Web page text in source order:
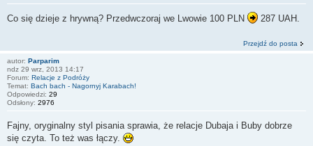
Co się dzieje z hrywną? Przedwczoraj we Lwowie 100 PLN 287 UAH.
Przejdź do posta
autor: Parparim
ndz 29 wrz, 2013 14:17
Forum: Relacje z Podróży
Temat: Bach bach - Nagornyj Karabach!
Odpowiedzi: 29
Odsłony: 2976
Fajny, oryginalny styl pisania sprawia, że relacje Dubaja i Buby dobrze
się czyta. To też was łączy.